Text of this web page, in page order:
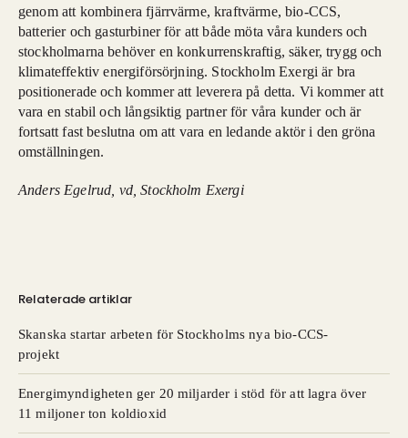
genom att kombinera fjärrvärme, kraftvärme, bio-CCS,
batterier och gasturbiner för att både möta våra kunders och
stockholmarna behöver en konkurrenskraftig, säker, trygg och
klimateffektiv energiförsörjning. Stockholm Exergi är bra
positionerade och kommer att leverera på detta. Vi kommer att
vara en stabil och långsiktig partner för våra kunder och är
fortsatt fast beslutna om att vara en ledande aktör i den gröna
omställningen.
Anders Egelrud, vd, Stockholm Exergi
Relaterade artiklar
Skanska startar arbeten för Stockholms nya bio-CCS-
projekt
Energimyndigheten ger 20 miljarder i stöd för att lagra över
11 miljoner ton koldioxid